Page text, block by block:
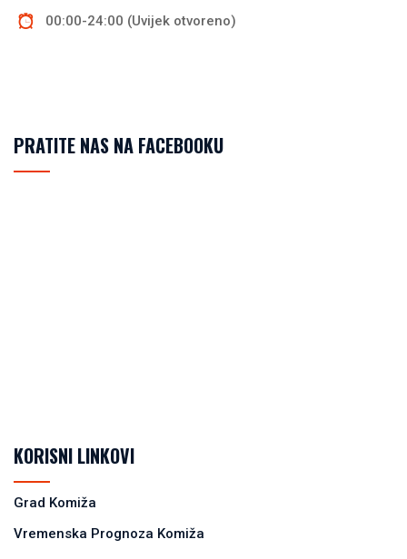
00:00-24:00 (Uvijek otvoreno)
PRATITE NAS NA FACEBOOKU
KORISNI LINKOVI
Grad Komiža
Vremenska Prognoza Komiža